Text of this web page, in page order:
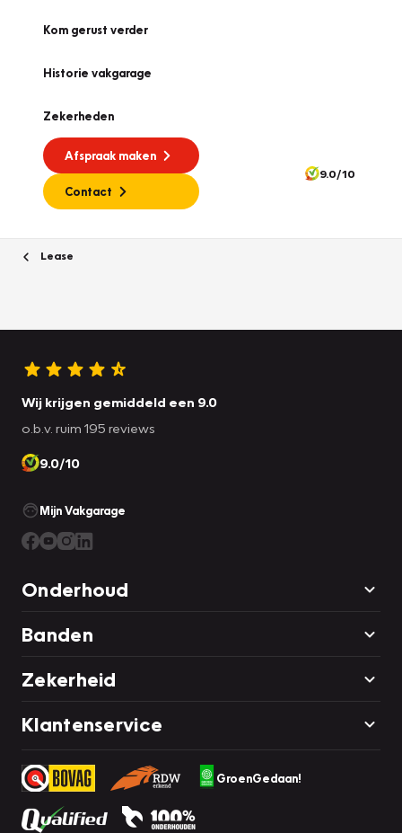
Kom gerust verder
Historie vakgarage
Zekerheden
Afspraak maken
Contact
9.0/10
Lease
Wij krijgen gemiddeld een 9.0
o.b.v. ruim 195 reviews
9.0/10
Mijn Vakgarage
Onderhoud
Banden
Zekerheid
Klantenservice
GroenGedaan!